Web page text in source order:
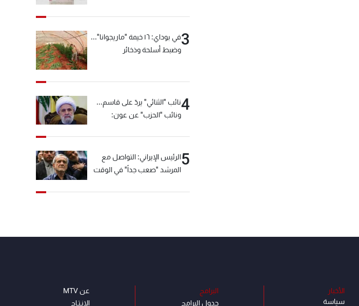
3
في بوداي: ١٦ خيمة "ماريجوانا"...
وضبط أسلحة وذخائر
4نائب "الثنائي" يردّ على قاسم...
ونائب "الحزب" عن عون:
5الرئيس الإيراني: التواصل مع
المرشد "صعب جداً" في الوقت
الأخبار
سياسة
البرامج
جدول البرامج
عن MTV
الإنـتـاج